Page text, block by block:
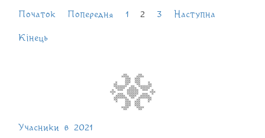
Початок Попередня 1 2 3 Наступна
Кінець
Учасники в 2021